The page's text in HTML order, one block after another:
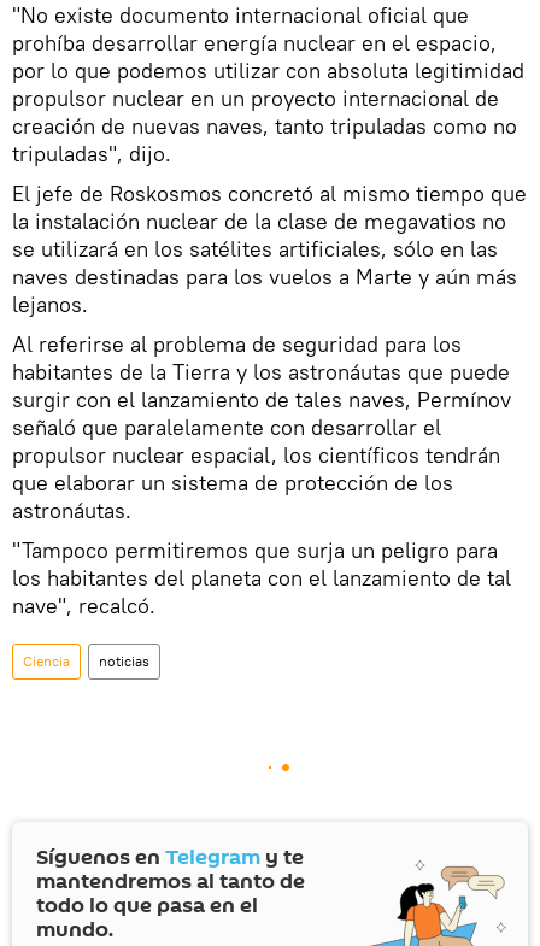
"No existe documento internacional oficial que
prohíba desarrollar energía nuclear en el espacio,
por lo que podemos utilizar con absoluta legitimidad
propulsor nuclear en un proyecto internacional de
creación de nuevas naves, tanto tripuladas como no
tripuladas", dijo.
El jefe de Roskosmos concretó al mismo tiempo que
la instalación nuclear de la clase de megavatios no
se utilizará en los satélites artificiales, sólo en las
naves destinadas para los vuelos a Marte y aún más
lejanos.
Al referirse al problema de seguridad para los
habitantes de la Tierra y los astronáutas que puede
surgir con el lanzamiento de tales naves, Permínov
señaló que paralelamente con desarrollar el
propulsor nuclear espacial, los científicos tendrán
que elaborar un sistema de protección de los
astronáutas.
"Tampoco permitiremos que surja un peligro para
los habitantes del planeta con el lanzamiento de tal
nave", recalcó.
Ciencia noticias
Síguenos en Telegram y te
mantendremos al tanto de
todo lo que pasa en el
mundo.